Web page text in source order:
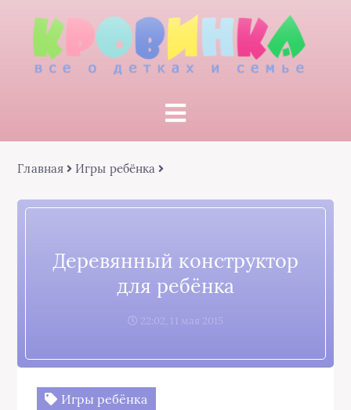
Главная Игры ребёнка
Деревянный конструктор
для ребёнка
22:02, 11 мая 2015
Игры ребёнка